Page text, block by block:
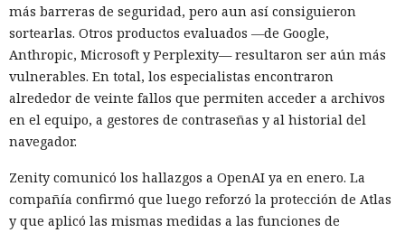
más barreras de seguridad, pero aun así consiguieron
sortearlas. Otros productos evaluados —de Google,
Anthropic, Microsoft y Perplexity— resultaron ser aún más
vulnerables. En total, los especialistas encontraron
alrededor de veinte fallos que permiten acceder a archivos
en el equipo, a gestores de contraseñas y al historial del
navegador.
Zenity comunicó los hallazgos a OpenAI ya en enero. La
compañía confirmó que luego reforzó la protección de Atlas
y que aplicó las mismas medidas a las funciones de